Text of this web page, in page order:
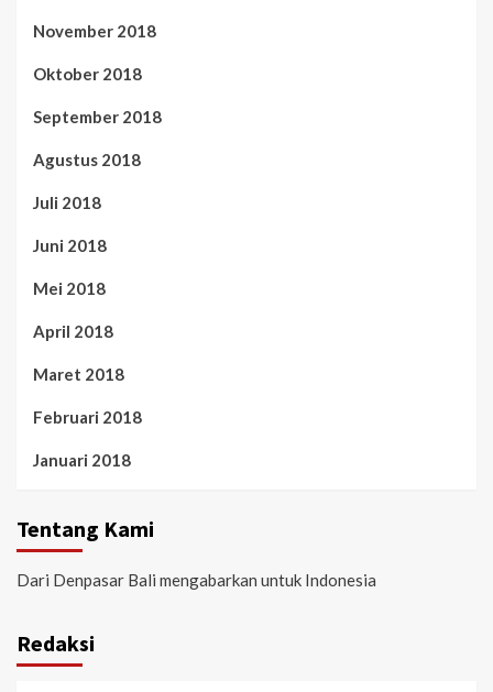
November 2018
Oktober 2018
September 2018
Agustus 2018
Juli 2018
Juni 2018
Mei 2018
April 2018
Maret 2018
Februari 2018
Januari 2018
Tentang Kami
Dari Denpasar Bali mengabarkan untuk Indonesia
Redaksi